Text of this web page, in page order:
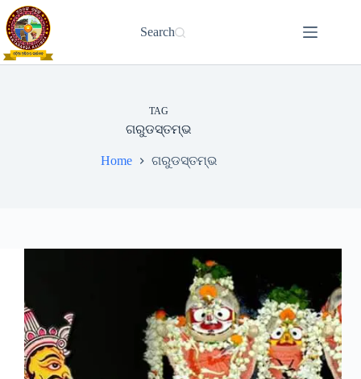
Skip
to
content
Search
TAG
ଗରୁଡସ୍ତମ୍ଭ
Home ଗରୁଡସ୍ତମ୍ଭ